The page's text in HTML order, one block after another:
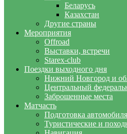
Беларусь
Казахстан
Другие страны
Мероприятия
Offroad
Выставки, встречи
Starex-club
Поездки выходного дня
Нижний Новгород и
Центральный
Заброшенные места
Матчасть
Подготовка
Туристические и